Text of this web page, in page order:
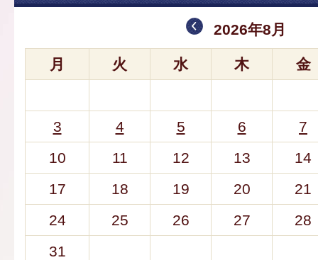
2026年8月
月 火 水 木 金
3 4 5 6
7
10
11 12 13
14
17
18 19 20
21
24
25 26 27
28
31